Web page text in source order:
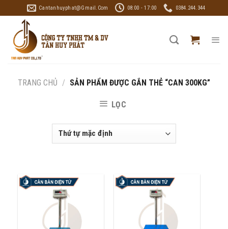
to
content
Cantanhuyphat@gmail.com 08:00 - 17:00 0384.244.344
TRANG CHỦ / SẢN PHẨM ĐƯỢC GẮN THẺ “CAN 300KG”
LỌC